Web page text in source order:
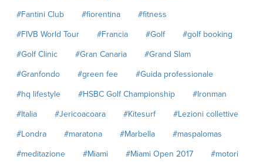
#Fantini Club
#fiorentina
#fitness
#FIVB World Tour
#Francia #Golf
#golf booking
#Golf Clinic
#Gran Canaria
#Grand Slam
#Granfondo
#green fee
#Guida professionale
#hq lifestyle
#HSBC Golf Championship
#Ironman
#Italia
#Jericoacoara #Kitesurf
#Lezioni collettive
#Londra
#maratona #Marbella
#maspalomas
#meditazione
#Miami #Miami Open 2017
#motori